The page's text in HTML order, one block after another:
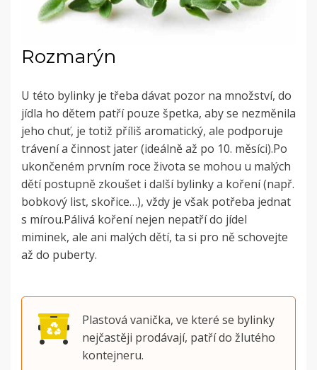
Rozmarýn
U této bylinky je třeba dávat pozor na množství, do
jídla ho dětem patří pouze špetka, aby se nezměnila
jeho chuť, je totiž příliš aromatický, ale podporuje
trávení a činnost jater (ideálně až po 10. měsíci).Po
ukončeném prvním roce života se mohou u malých
dětí postupně zkoušet i další bylinky a koření (např.
bobkový list, skořice…), vždy je však potřeba jednat
s mírou.Pálivá koření nejen nepatří do jídel
miminek, ale ani malých dětí, ta si pro ně schovejte
až do puberty.
Plastová vanička, ve které se bylinky
nejčastěji prodávají, patří do žlutého
kontejneru.